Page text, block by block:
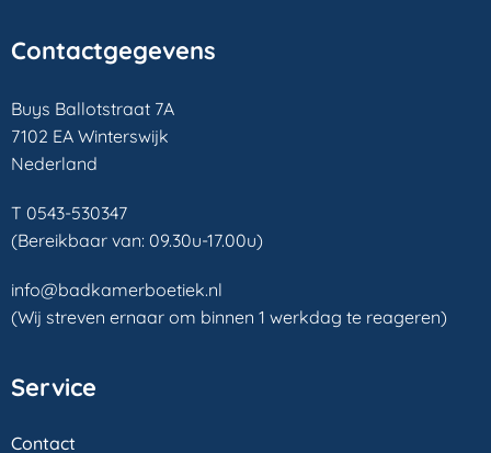
Contactgegevens
Buys Ballotstraat 7A
7102 EA Winterswijk
Nederland
T 0543-530347
(Bereikbaar van: 09.30u-17.00u)
info@badkamerboetiek.nl
(Wij streven ernaar om binnen 1 werkdag te reageren)
Service
Contact